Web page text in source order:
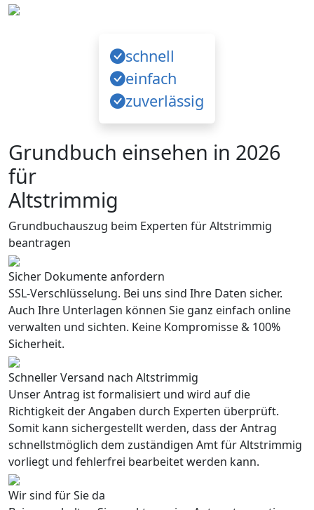
schnell
einfach
zuverlässig
Grundbuch einsehen in 2026
für
Altstrimmig
Grundbuchauszug beim Experten für Altstrimmig
beantragen
Sicher Dokumente anfordern
SSL-Verschlüsselung. Bei uns sind Ihre Daten sicher.
Auch Ihre Unterlagen können Sie ganz einfach online
verwalten und sichten. Keine Kompromisse & 100%
Sicherheit.
Schneller Versand nach Altstrimmig
Unser Antrag ist formalisiert und wird auf die
Richtigkeit der Angaben durch Experten überprüft.
Somit kann sichergestellt werden, dass der Antrag
schnellstmöglich dem zuständigen Amt für Altstrimmig
vorliegt und fehlerfrei bearbeitet werden kann.
Wir sind für Sie da